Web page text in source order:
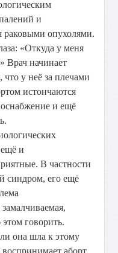
и
раковыми опухолями.
«Откуда у меня
Врач начинает
что у неё за плечами
истончаются
и ещё
ещё и
В частности
синдром, его ещё
говорить.
она шла к этому
аборт